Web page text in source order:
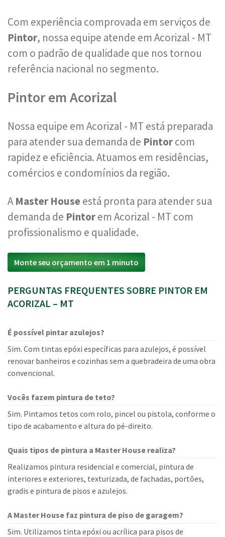
Com experiência comprovada em serviços de
Pintor, nossa equipe atende em Acorizal - MT
com o padrão de qualidade que nos tornou
referência nacional no segmento.
Pintor em Acorizal
Nossa equipe em Acorizal - MT está preparada
para atender sua demanda de Pintorcom
rapidez e eficiência. Atuamos em residências,
comércios e condomínios da região.
AMaster House está pronta para atender sua
demanda de Pintorem Acorizal - MT com
profissionalismo e qualidade.
Monte seu orçamento em 1 minuto
PERGUNTAS FREQUENTES SOBRE PINTOR EM
ACORIZAL – MT
É possível pintar azulejos?
Sim. Com tintas epóxi específicas para azulejos, é possível
renovar banheiros e cozinhas sem a quebradeira de uma obra
convencional.
Vocês fazem pintura de teto?
Sim. Pintamos tetos com rolo, pincel ou pistola, conforme o
tipo de acabamento e altura do pé-direito.
Quais tipos de pintura a Master House realiza?
Realizamos pintura residencial e comercial, pintura de
interiores e exteriores, texturizada, de fachadas, portões,
gradis e pintura de pisos e azulejos.
A Master House faz pintura de piso de garagem?
Sim. Utilizamos tinta epóxi ou acrílica para pisos de